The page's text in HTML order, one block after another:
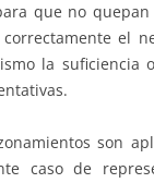
que no
el
la suficiencia
son
caso de